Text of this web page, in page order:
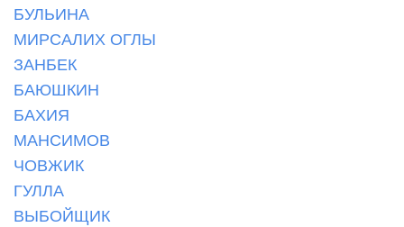
БУЛЬИНА
МИРСАЛИХ ОГЛЫ
ЗАНБЕК
БАЮШКИН
БАХИЯ
МАНСИМОВ
ЧОВЖИК
ГУЛЛА
ВЫБОЙЩИК